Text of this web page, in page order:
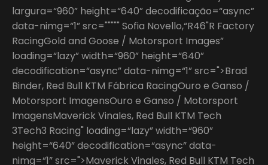
largura=“960” height=“640” decodificação=“async”
data-nimg=“1” src=""""" Sofia Novello,“R46"R Factory
RacingGold and Goose / Motorsport Images”
loading=“lazy” width=“960” height=“640”
decodification=“async” data-nimg=“1” src=">Brad
Binder, Red Bull KTM Fábrica RacingOuro e Ganso /
Motorsport ImagensOuro e Ganso / Motorsport
ImagensMaverick Vinales, Red Bull KTM Tech
3Tech3 Racing" loading=“lazy” width=“960”
height=“640” decodification=“async” data-
nimg=“1” src=">Maverick Vinales, Red Bull KTM Tech